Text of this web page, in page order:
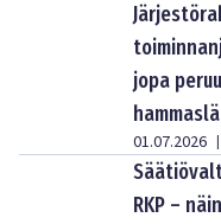
jopa
01.07.2026 |
RKP –